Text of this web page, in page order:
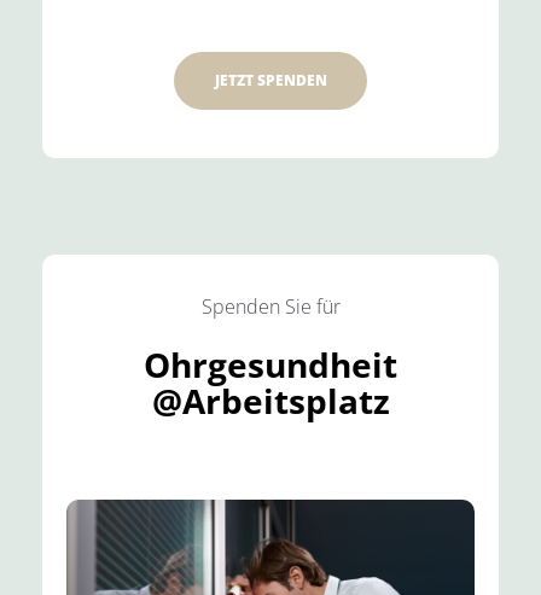
JETZT SPENDEN
Spenden Sie für
Ohrgesundheit
@Arbeitsplatz